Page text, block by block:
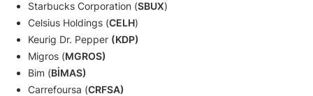
Starbucks Corporation (SBUX)
Celsius Holdings (CELH)
Keurig Dr. Pepper (KDP)
Migros (MGROS)
Bim (BİMAS)
Carrefoursa (CRFSA)